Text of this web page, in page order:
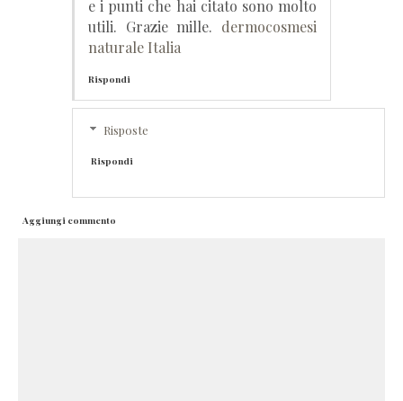
e i punti che hai citato sono molto
utili. Grazie mille. dermocosmesi
naturale Italia
Rispondi
Risposte
Rispondi
Aggiungi commento